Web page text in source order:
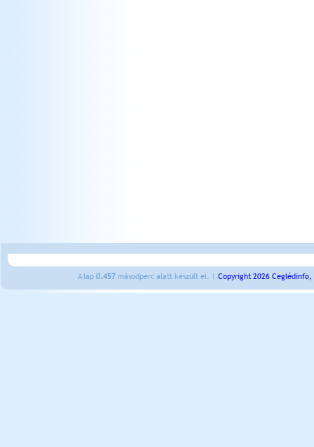
A lap 0.457 másodperc alatt készült el. | Copyright 2026